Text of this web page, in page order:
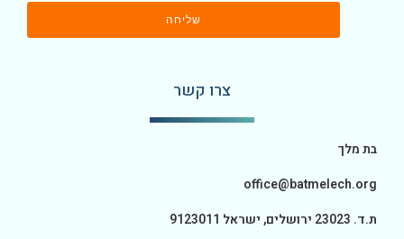
שליחה
צרו קשר
בת מלך
office@batmelech.org
ת.ד. 23023 ירושלים, ישראל 9123011